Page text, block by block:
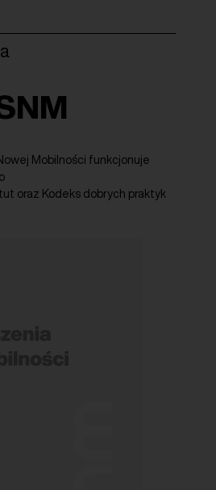
Mobilności funkcjonuje
oraz Kodeks dobrych praktyk